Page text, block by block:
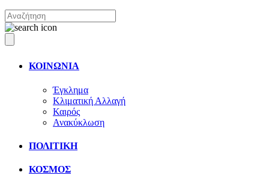
ΚΟΙΝΩΝΙΑ
Έγκλημα
Κλιματική Αλλαγή
Καιρός
Ανακύκλωση
ΠΟΛΙΤΙΚΗ
ΚΟΣΜΟΣ